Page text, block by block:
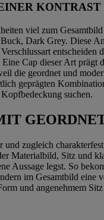
KONTRAST
viel zum
Dark Grey. Diese
Cap dieser Art prägt
die geordnet und
geprägten
suchen.
zugleich
Materialbild, Sitz und
Aussage legst. So
im Gesamtbild
und angenehmem